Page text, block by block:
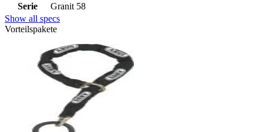
Serie
Granit 58
Show all specs
Vorteilspakete